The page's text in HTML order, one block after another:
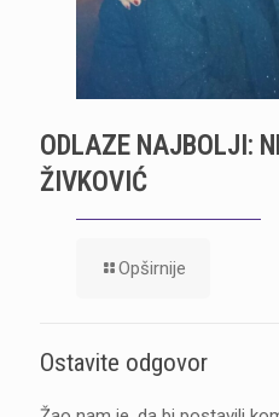
ODLAZE NAJBOLJI:
ŽIVKOVIĆ
Opširnije
Ostavite odgovor